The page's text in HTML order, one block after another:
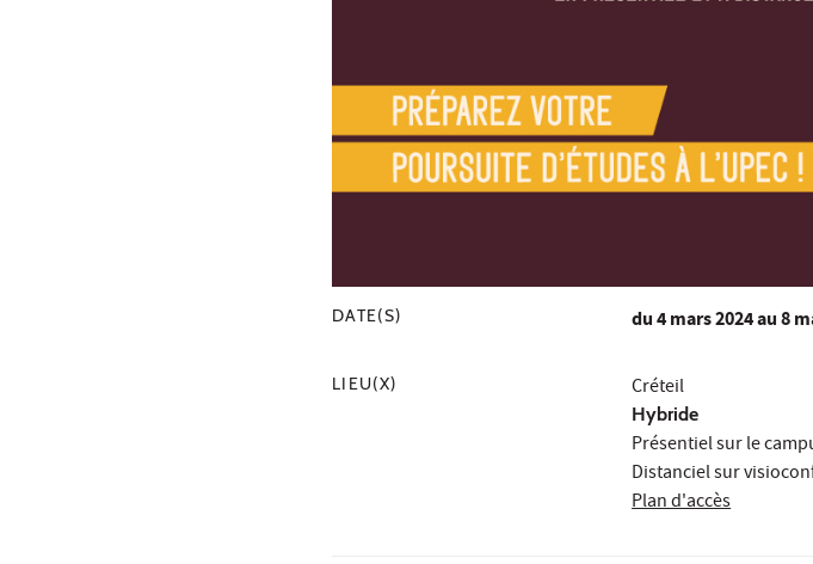
DATE(S) du4 mars 2024au 8
LIEU(X) Créteil
Hybride
Présentiel sur le
Distanciel sur
Plan d'accès